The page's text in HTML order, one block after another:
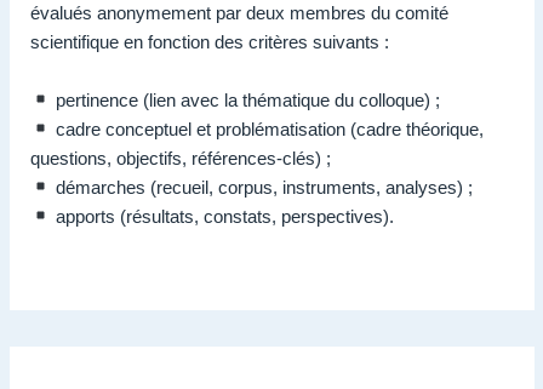
évalués anonymement par deux membres du comité
scientifique en fonction des critères suivants :
pertinence (lien avec la thématique du colloque) ;
cadre conceptuel et problématisation (cadre théorique,
questions, objectifs, références-clés) ;
démarches (recueil, corpus, instruments, analyses) ;
apports (résultats, constats, perspectives).